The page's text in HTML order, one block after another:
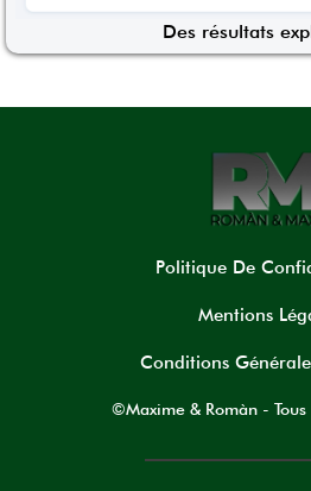
Des résultats
Politique De
Mentions
Conditions
©Maxime & Romàn - Tous